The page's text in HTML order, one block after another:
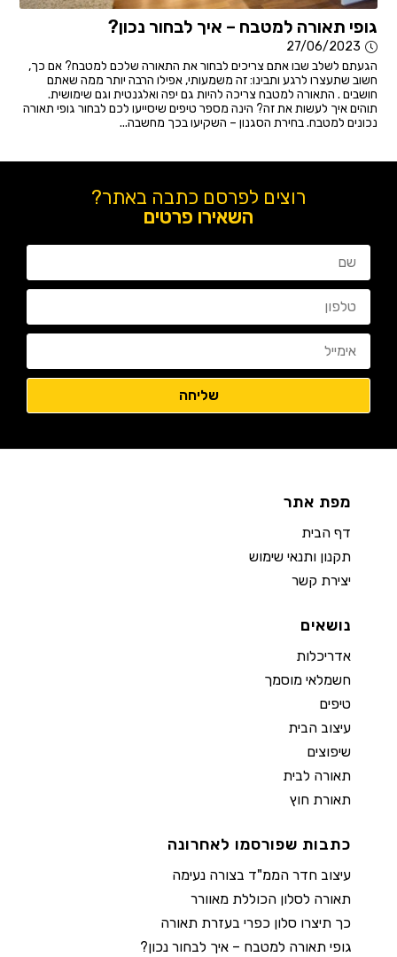
גופי תאורה למטבח – איך לבחור נכון?
27/06/2023
הגעתם לשלב שבו אתם צריכים לבחור את התאורה שלכם למטבח? אם כך,
חשוב שתעצרו לרגע ותבינו: זה משמעותי, אפילו הרבה יותר ממה שאתם
חושבים . התאורה למטבח צריכה להיות גם יפה ואלגנטית וגם שימושית.
תוהים איך לעשות את זה? הינה מספר טיפים שיסייעו לכם לבחור גופי תאורה
נכונים למטבח. בחירת הסגנון – השקיעו בכך מחשבה...
רוצים לפרסם כתבה באתר?
השאירו פרטים
מפת אתר
דף הבית
תקנון ותנאי שימוש
יצירת קשר
נושאים
אדריכלות
חשמלאי מוסמך
טיפים
עיצוב הבית
שיפוצים
תאורה לבית
תאורת חוץ
כתבות שפורסמו לאחרונה
עיצוב חדר הממ"ד בצורה נעימה
תאורה לסלון הכוללת מאוורר
כך תיצרו סלון כפרי בעזרת תאורה
גופי תאורה למטבח – איך לבחור נכון?